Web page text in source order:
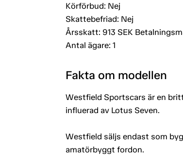
Körförbud: Nej
Skattebefriad: Nej
Årsskatt: 913 SEK
Antal ägare: 1
Fakta om modellen
Westfield Sportscars är en
influerad av Lotus Seven.
Westfield säljs endast som
amatörbyggt fordon.